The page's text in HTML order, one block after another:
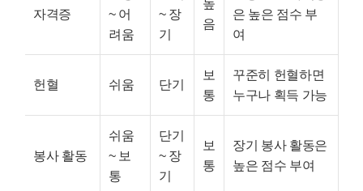
자격증
~ 어
려움
~ 장
기
높
음
은 높은 점수 부
여
헌혈 쉬움 단기
보
통
꾸준히 헌혈하면
누구나 획득 가능
봉사 활동
쉬움
~ 보
통
단기
~ 장
기
보
통
장기 봉사 활동은
높은 점수 부여